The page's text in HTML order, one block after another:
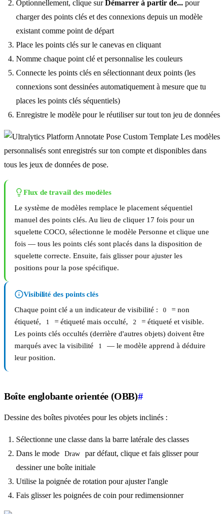
Optionnellement, clique surDémarrer à partir de... pour
charger des points clés et des connexions depuis un modèle
existant comme point de départ
Place les points clés sur le canevas en cliquant
Nomme chaque point clé et personnalise les couleurs
Connecte les points clés en sélectionnant deux points (les
connexions sont dessinées automatiquement à mesure que tu
places les points clés séquentiels)
Enregistre le modèle pour le réutiliser sur tout ton jeu de données
Les modèles
personnalisés sont enregistrés sur ton compte et disponibles dans
tous les jeux de données de pose.
Flux de travail des modèles
Le système de modèles remplace le placement séquentiel
manuel des points clés. Au lieu de cliquer 17 fois pour un
squelette COCO, sélectionne le modèle Personne et clique une
fois — tous les points clés sont placés dans la disposition de
squelette correcte. Ensuite, fais glisser pour ajuster les
positions pour la pose spécifique.
Visibilité des points clés
Chaque point clé a un indicateur de visibilité :
0
= non
étiqueté,
1 = étiqueté mais occulté, 2
= étiqueté et visible.
Les points clés occultés (derrière d'autres objets) doivent être
marqués avec la visibilité
1
— le modèle apprend à déduire
leur position.
Boîte englobante orientée (OBB)#
Dessine des boîtes pivotées pour les objets inclinés :
Sélectionne une classe dans la barre latérale des classes
Dans le mode
Draw
par défaut, clique et fais glisser pour
dessiner une boîte initiale
Utilise la poignée de rotation pour ajuster l'angle
Fais glisser les poignées de coin pour redimensionner